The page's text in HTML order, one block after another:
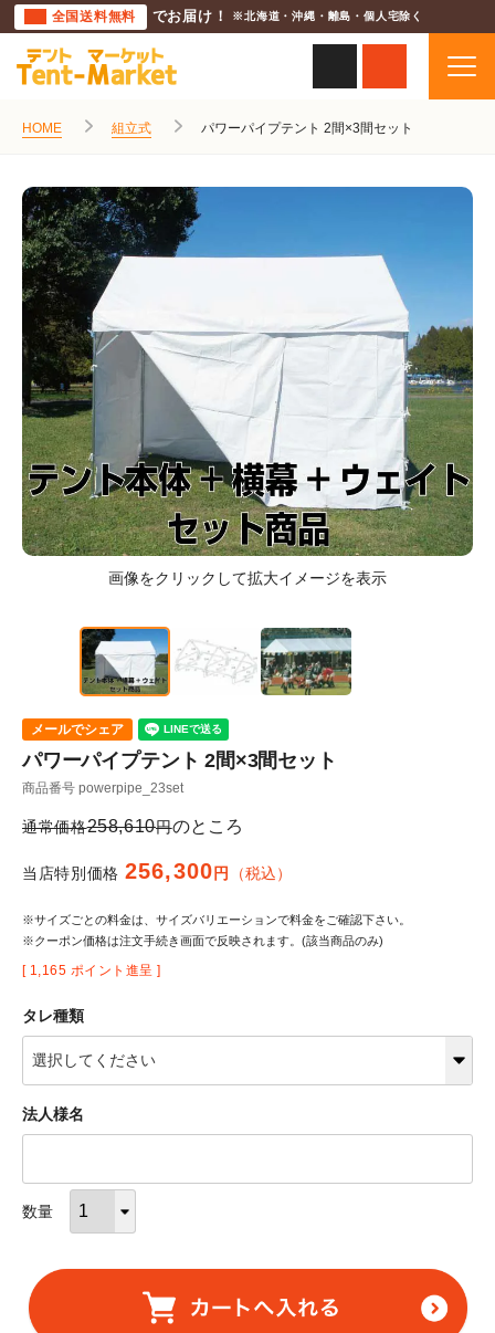
全国送料無料 でお届け！ ※北海道・沖縄・離島・個人宅除く
HOME 組立式 パワーパイプテント 2間×3間セット
パワーパイプテント 2間×3間セット
商品番号 powerpipe_23set
通常価格258,610 のところ
当店特別価格 256,300 税込
※サイズごとの料金は、サイズバリエーションで料金をご確認下さい。
※クーポン価格は注文手続き画面で反映されます。(該当商品のみ)
[ 1,165 ポイント進呈 ]
タレ種類
法人様名
メールでシェア